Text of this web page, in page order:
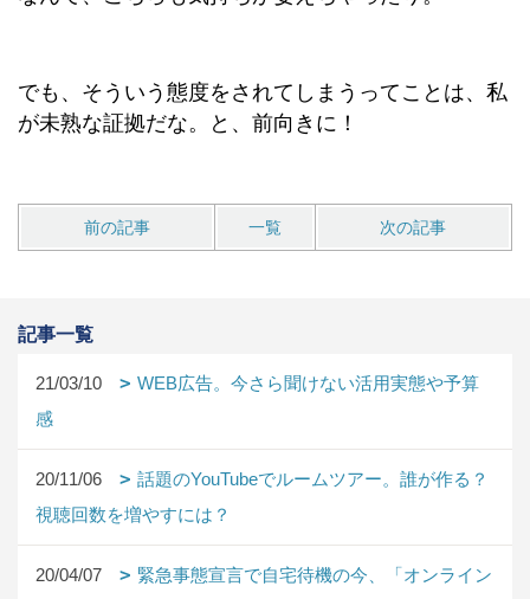
でも、そういう態度をされてしまうってことは、私
が未熟な証拠だな。と、前向きに！
前の記事 一覧 次の記事
記事一覧
21/03/10
WEB広告。今さら聞けない活用実態や予算
感
20/11/06
話題のYouTubeでルームツアー。誰が作る？
視聴回数を増やすには？
20/04/07
緊急事態宣言で自宅待機の今、「オンライン